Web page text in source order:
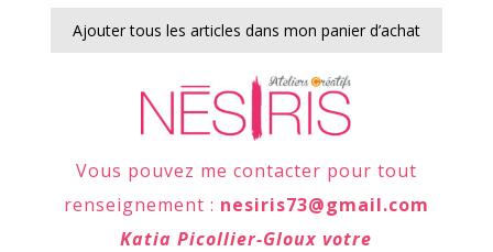
Ajouter tous les articles dans mon panier d’achat
Vous pouvez me contacter pour tout
renseignement : nesiris73@gmail.com
Katia Picollier-Gloux votre